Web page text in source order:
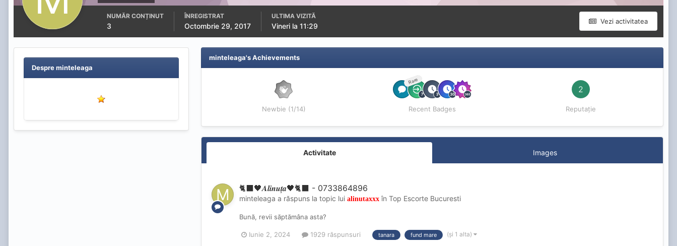
Vezi activitatea
NUMĂR CONȚINUT
3
ÎNREGISTRAT
Octombrie 29, 2017
ULTIMA VIZITĂ
Vineri la 11:29
Despre minteleaga
minteleaga's Achievements
Newbie (1/14)
Rare
Recent Badges
2
Reputație
Activitate Images
🐈‍⬛🖤𝑨𝒍𝒊𝒏𝒖𝒕̦𝒂🖤🐈‍⬛ - 0733864896
minteleaga a răspuns la topic lui alinutaxxx în Top Escorte Bucuresti
Bună, revii săptămâna asta?
Iunie 2, 2024 1929 răspunsuri tanara fund mare (și 1 alta)